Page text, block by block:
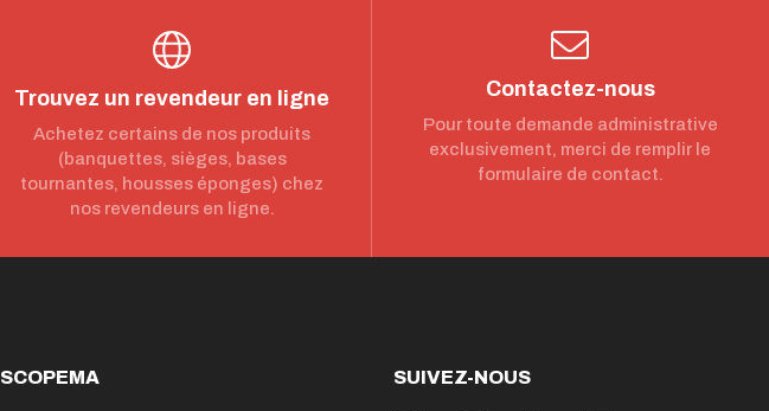
Trouvez un revendeur en ligne
Achetez certains de nos produits
(banquettes, sièges, bases
tournantes, housses éponges) chez
nos revendeurs en ligne.
Contactez-nous
Pour toute demande administrative
exclusivement, merci de remplir le
formulaire de contact.
SCOPEMA SUIVEZ-NOUS